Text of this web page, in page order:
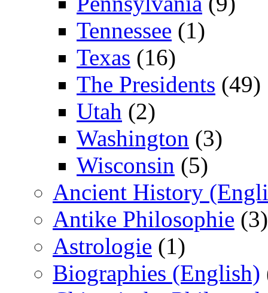
Tennessee (1)
Texas (16)
The Presidents (49)
Utah (2)
Washington (3)
Wisconsin (5)
Ancient History
Antike Philosophie (3)
Astrologie (1)
Biographies (English)